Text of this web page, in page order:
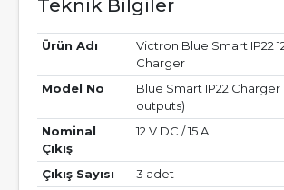
Teknik Bilgiler
Ürün Adı
Victron Blue Smart IP22
Charger
Model No
Blue Smart IP22 Charger
outputs)
Nominal
Çıkış
12 V DC / 15 A
Çıkış Sayısı
3 adet